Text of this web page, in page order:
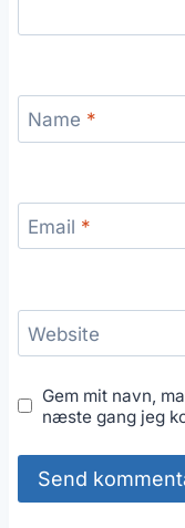
Name *
Email *
Website
Gem mit navn,
næste gang jeg